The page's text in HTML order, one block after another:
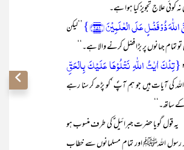
کوئی علاج تجویز کیا ہوا ہے۔
ذُوۡ فَضۡلٍ عَلَی الۡعٰلَمِیۡنَ ﴿۲۵۱﴾}
’’لیکن
تو تمام جہانوں پر بڑا فضل کرنے والا ہے۔‘‘
{تِلۡکَ اٰیٰتُ اللّٰہِ نَتۡلُوۡہَا عَلَیۡکَ بِالۡحَقِّ
اللہ کی آیات ہیں جو ہم آپؐ ‘کو پڑھ کر سنا رہے
ساتھ۔‘‘
گویا حضرت جبرائیل ؑ کی طرف منسوب ہو
رسول اللہﷺ اور تمام مسلمانوں سے خطاب